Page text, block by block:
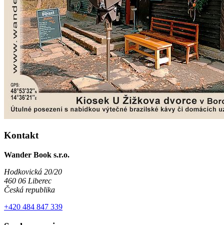
Kontakt
Wander Book s.r.o.
Hodkovická 20/20
460 06 Liberec
Česká republika
+420 484 847 339